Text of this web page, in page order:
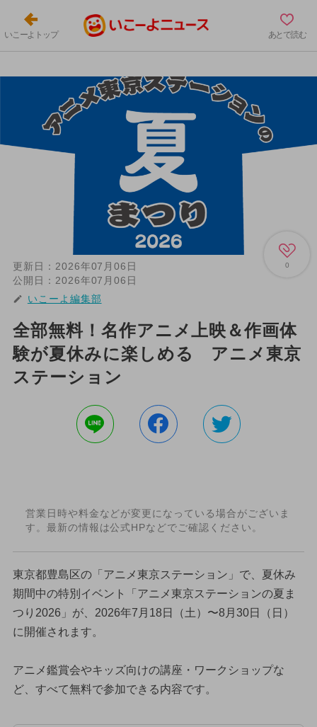
いこーよトップ あとで読む
0
更新日： 2026年07月06日
公開日： 2026年07月06日
いこーよ編集部
全部無料！名作アニメ上映＆作画体
験が夏休みに楽しめる アニメ東京
ステーション
営業日時や料金などが変更になっている場合がございま
す。最新の情報は公式HPなどでご確認ください。
東京都豊島区の「アニメ東京ステーション」で、夏休み
期間中の特別イベント「アニメ東京ステーションの夏ま
つり2026」が、2026年7月18日（土）〜8月30日（日）
に開催されます。
アニメ鑑賞会やキッズ向けの講座・ワークショップな
ど、すべて無料で参加できる内容です。